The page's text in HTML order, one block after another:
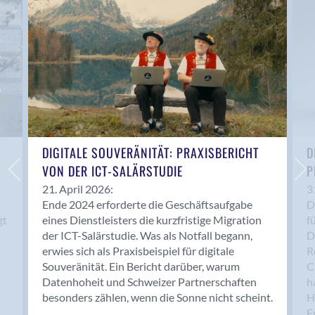
Anwil
Appenzell
Au SG
Baar
Baden
Balsthal
Balzers
Basel
Bassersdorf
Belp
Bendern
Benken (SG)
Bergdietikon
Berlin
Bern
Bern - Liebefeld
DIGITALE SOUVERÄNITÄT: PRAXISBERICHT
VON DER ICT-SALÄRSTUDIE
21. April 2026:
Ende 2024 erforderte die Geschäftsaufgabe
eines Dienstleisters die kurzfristige Migration
der ICT-Salärstudie. Was als Notfall begann,
erwies sich als Praxisbeispiel für digitale
Souveränität. Ein Bericht darüber, warum
Datenhoheit und Schweizer Partnerschaften
besonders zählen, wenn die Sonne nicht scheint.